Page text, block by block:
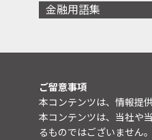
金融用語集
ご留意事項
本コンテンツは、情報提
本コンテンツは、当社や
るものではございません